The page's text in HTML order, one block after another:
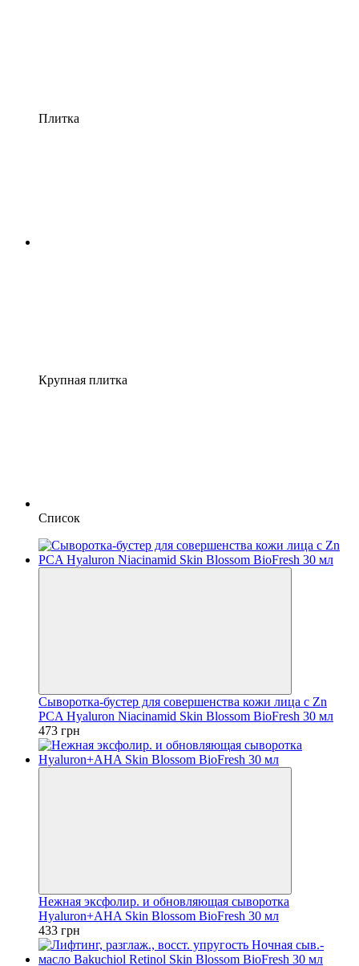
Плитка
Крупная плитка
Список
Сыворотка-бустер для совершенства кожи лица с Zn
PCA Hyaluron Niacinamid Skin Blossom BioFresh 30 мл
473 грн
Нежная эксфолир. и обновляющая сыворотка
Hyaluron+AHA Skin Blossom BioFresh 30 мл
433 грн